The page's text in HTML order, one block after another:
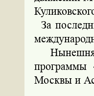
За
Нынешняя
программы
Москвы и